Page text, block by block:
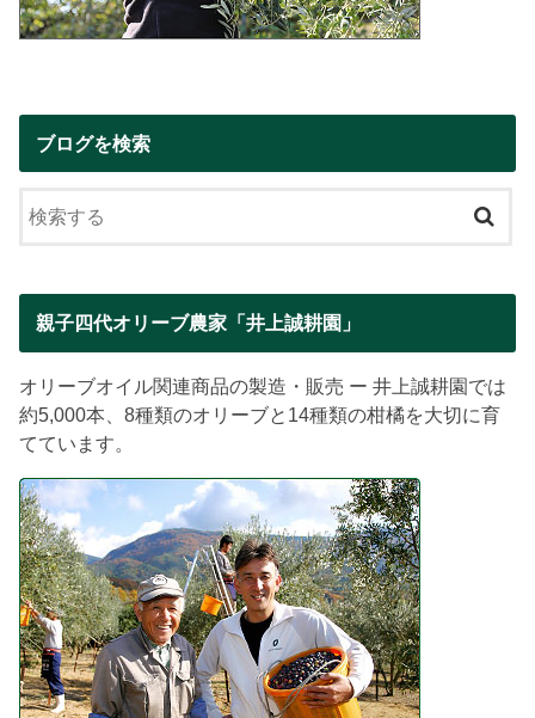
ブログを検索
親子四代オリーブ農家「井上誠耕園」
オリーブオイル関連商品の製造・販売 ー 井上誠耕園では
約5,000本、8種類のオリーブと14種類の柑橘を大切に育
てています。